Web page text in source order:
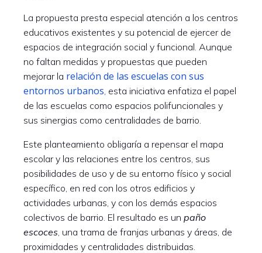
La propuesta presta especial atención a los centros
educativos existentes y su potencial de ejercer de
espacios de integración social y funcional. Aunque
no faltan medidas y propuestas que pueden
mejorar la relación de las escuelas con sus
entornos urbanos , esta iniciativa enfatiza el papel
de las escuelas como espacios polifuncionales y
sus sinergias como centralidades de barrio.
Este planteamiento obligaría a repensar el mapa
escolar y las relaciones entre los centros, sus
posibilidades de uso y de su entorno físico y social
específico, en red con los otros edificios y
actividades urbanas, y con los demás espacios
colectivos de barrio. El resultado es un paño
escoces , una trama de franjas urbanas y áreas, de
proximidades y centralidades distribuidas.